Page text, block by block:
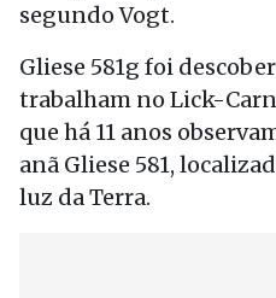
segundo Vogt.
Gliese 581g foi
trabalham no Lick-
que há 11 anos
anã Gliese 581,
luz da Terra.